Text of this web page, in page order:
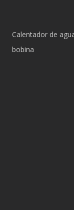
Calentador de
bobina